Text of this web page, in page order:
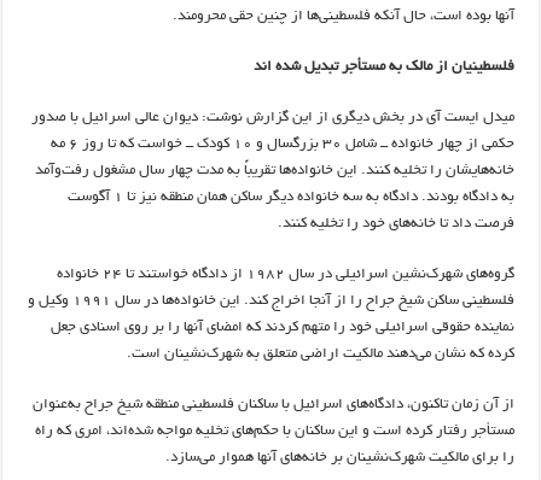
آنها بوده است، حال آنکه فلسطینی‌ها از چنین حقی محرومند.
فلسطینیان از مالک به مستأجر تبدیل شده اند
میدل ایست آی در بخش دیگری از این گزارش نوشت: دیوان عالی اسرائیل با صدور
حکمی از چهار خانواده ــ شامل ۳۰ بزرگسال و ۱۰ کودک ــ خواست که تا روز ۶ مه
خانه‌هایشان را تخلیه کنند. این خانواده‌ها تقریباً به مدت چهار سال مشغول رفت‌وآمد
به دادگاه بودند. دادگاه به سه خانواده دیگر ساکن همان منطقه نیز تا ۱ آگوست
فرصت داد تا خانه‌های خود را تخلیه کنند.
گروه‌های شهرک‌نشین اسرائیلی در سال ۱۹۸۲ از دادگاه خواستند تا ۲۴ خانواده
فلسطینی ساکن شیخ جراح را از آنجا اخراج کند. این خانواده‌ها در سال ۱۹۹۱ وکیل و
نماینده حقوقی اسرائیلی خود را متهم کردند که امضای آنها را بر روی اسنادی جعل
کرده که نشان می‌دهند مالکیت اراضی متعلق به شهرک‌نشینان است.
از آن زمان تاکنون، دادگاه‌های اسرائیل با ساکنان فلسطینی منطقه شیخ جراح به‌عنوان
مستأجر رفتار کرده است و این ساکنان با حکم‌های تخلیه مواجه شده‌اند، امری که راه
را برای مالکیت شهرک‌نشینان بر خانه‌های آنها هموار می‌سازد.